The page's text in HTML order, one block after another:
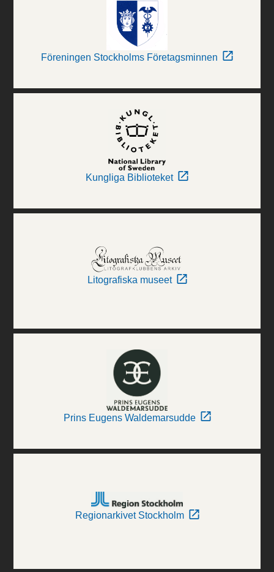
Föreningen Stockholms Företagsminnen
Kungliga Biblioteket
Litografiska museet
Prins Eugens Waldemarsudde
Regionarkivet Stockholm